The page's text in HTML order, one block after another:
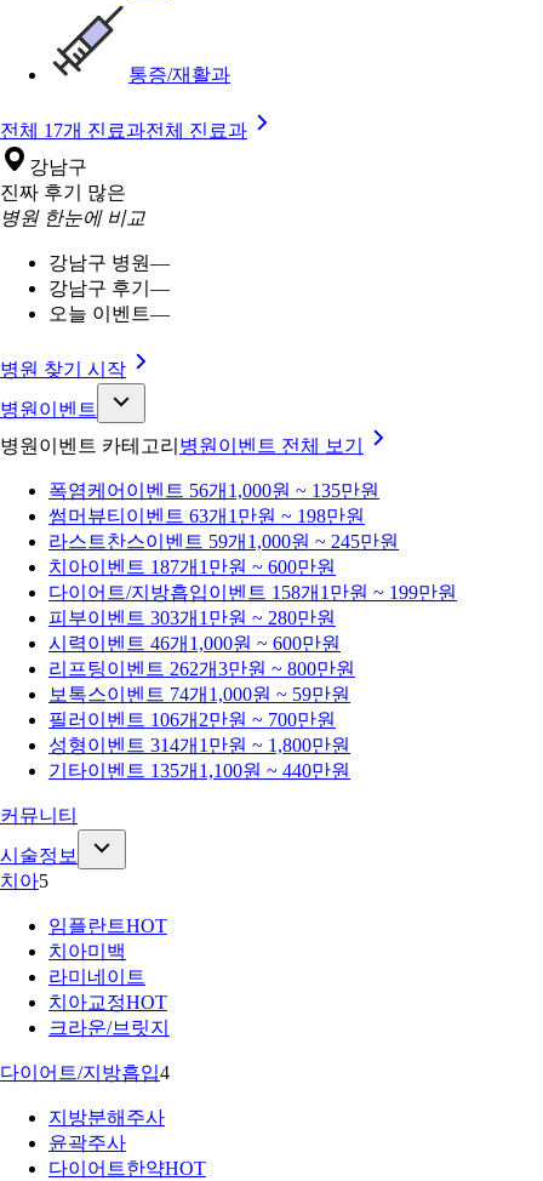
통증/재활과
전체 17개 진료과전체 진료과
강남구
진짜 후기 많은
병원 한눈에 비교
강남구 병원—
강남구 후기 —
오늘 이벤트—
병원 찾기 시작
병원이벤트
병원이벤트 카테고리 병원이벤트 전체 보기
폭염케어 이벤트 56개 1,000원 ~ 135만원
썸머뷰티 이벤트 63개 1만원 ~ 198만원
라스트찬스이벤트 59개 1,000원 ~ 245만원
치아이벤트 187개 1만원 ~ 600만원
다이어트/지방흡입이벤트 158개 1만원 ~ 199만원
피부이벤트 303개 1만원 ~ 280만원
시력이벤트 46개 1,000원 ~ 600만원
리프팅이벤트 262개3만원 ~ 800만원
보톡스이벤트 74개 1,000원 ~ 59만원
필러 이벤트 106개 2만원 ~ 700만원
성형이벤트 314개 1만원 ~ 1,800만원
기타이벤트 135개 1,100원 ~ 440만원
커뮤니티
시술정보
치아5
임플란트HOT
치아미백
라미네이트
치아교정HOT
크라운/브릿지
다이어트/지방흡입4
지방분해주사
윤곽주사
다이어트한약HOT